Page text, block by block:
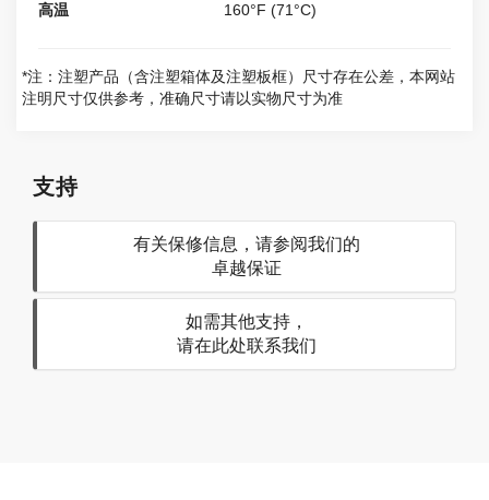
高温 160°F (71°C)
*注：注塑产品（含注塑箱体及注塑板框）尺寸存在公差，本网站
注明尺寸仅供参考，准确尺寸请以实物尺寸为准
支持
有关保修信息，请参阅我们的
卓越保证
如需其他支持，
请在此处联系我们